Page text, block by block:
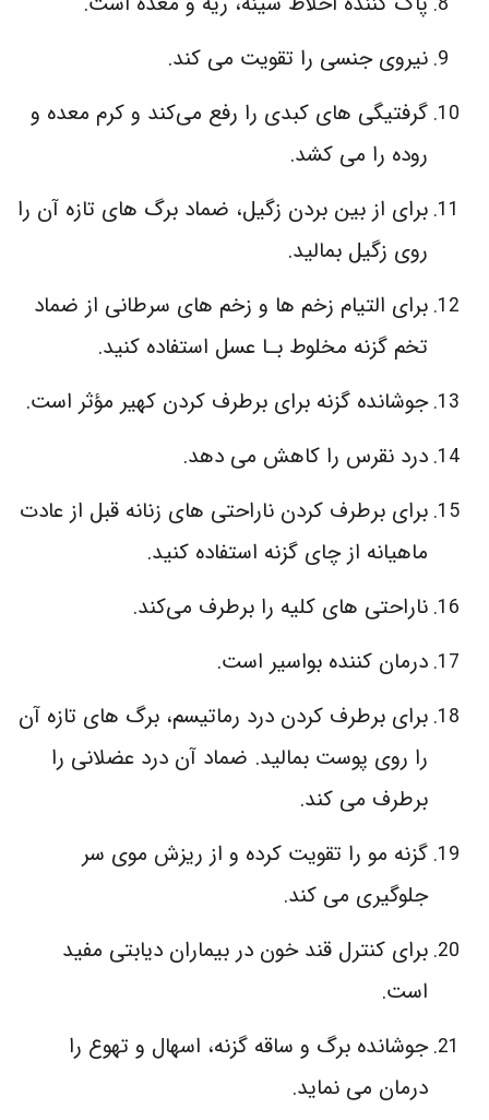
نیروی جنسی را تقویت می‌ کند.
گرفتیگی‌ های کبدی را رفع می‌کند و کرم معده و
روده را می‌ کشد.
برای از بین بردن زگیل، ضماد برگ‌ های تازه آن را
روی زگیل بمالید.
برای التیام زخم‌ ها و زخم‌ های سرطانی از ضماد
تخم گزنه مخلوط بـا عسل استفاده کنید.
جوشانده گزنه برای برطرف کردن کهیر مؤثر است.
درد نقرس را کاهش می‌ دهد.
برای برطرف کردن ناراحتی‌ های زنانه قبل از عادت
ماهیانه از چای گزنه استفاده کنید.
ناراحتی‌ های کلیه را برطرف می‌کند.
درمان کننده بواسیر است.
برای برطرف کردن درد رماتیسم، برگ‌ های تازه آن
را روی پوست بمالید. ضماد آن درد عضلانی را
برطرف می‌ کند.
گزنه مو را تقویت کرده و از ریزش موی سر
جلوگیری می‌ کند.
برای کنترل قند خون در بیماران دیابتی مفید
است.
جوشانده برگ و ساقه گزنه، اسهال و تهوع را
درمان می‌ نماید.